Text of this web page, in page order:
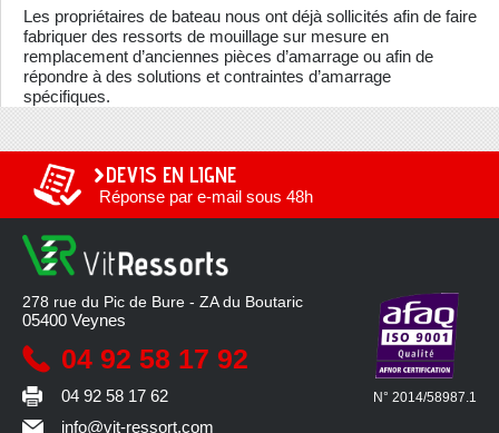
Les propriétaires de bateau nous ont déjà sollicités afin de faire
fabriquer des ressorts de mouillage sur mesure en
remplacement d’anciennes pièces d’amarrage ou afin de
répondre à des solutions et contraintes d’amarrage
spécifiques.
DEVIS EN LIGNE
Réponse par e-mail sous 48h
N° 2014/58987.1
278 rue du Pic de Bure - ZA du Boutaric
05400 Veynes
04 92 58 17 92
04 92 58 17 62
info@vit-ressort.com